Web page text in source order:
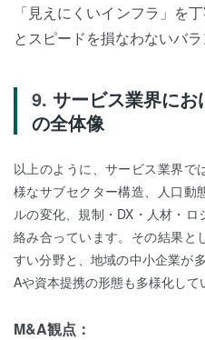
「見えにくいインフラ」を
とスピードを損なわないバラ
サービス業界に
の全体像
以上のように、サービス業界で
様なサブセクター構造、人口動
ルの変化、規制・DX・人材・
絡み合っています。その結果と
すい分野と、地域の中小企業が
Aや資本提携の形態も多様化して
M&A観点：